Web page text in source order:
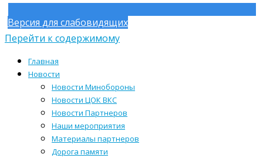
Версия для слабовидящих
Перейти к содержимому
Главная
Новости
Новости Минобороны
Новости ЦОК ВКС
Новости Партнеров
Наши мероприятия
Материалы партнеров
Дорога памяти